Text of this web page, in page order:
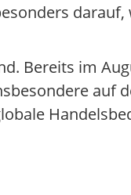
darauf,
Bereits im
auf